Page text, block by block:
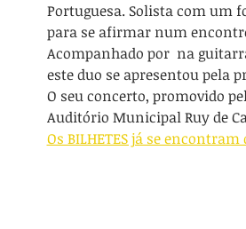
Portuguesa. Solista com um
para se afirmar num
Acompanhado por na
este duo se apresentou pela
O seu concerto, promovido
Auditório Municipal Ruy de
Os BILHETES já se